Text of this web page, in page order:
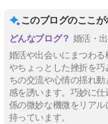
このブログのここが
婚活・
婚活や出会いにまつわ
やちょっとした挫折を
ちの交流や心情の揺れ
感を誘います。巧妙に
係の微妙な機微をリア
持っています。